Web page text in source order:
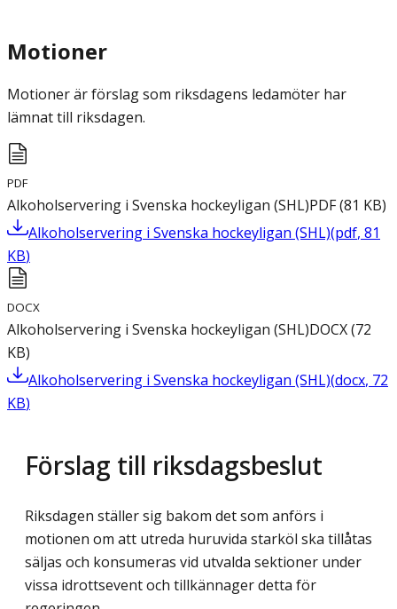
Motioner
Motioner är förslag som riksdagens ledamöter har
lämnat till riksdagen.
PDF
Alkoholservering i Svenska hockeyligan (SHL)PDF(81 KB)
Alkoholservering i Svenska hockeyligan (SHL)(pdf, 81
KB)
DOCX
Alkoholservering i Svenska hockeyligan (SHL)DOCX(72
KB)
Alkoholservering i Svenska hockeyligan (SHL)(docx, 72
KB)
Förslag till riksdagsbeslut
Riksdagen ställer sig bakom det som anförs i
motionen om att utreda huruvida starköl ska tillåtas
säljas och konsumeras vid utvalda sektioner under
vissa idrottsevent och tillkännager detta för